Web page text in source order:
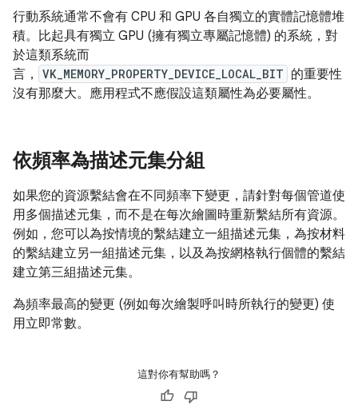
行動系統通常不會有 CPU 和 GPU 各自獨立的實體記憶體堆
積。比起具有獨立 GPU (擁有獨立專屬記憶體) 的系統，對
於這類系統而
言，
VK_MEMORY_PROPERTY_DEVICE_LOCAL_BIT 的重要性
沒有那麼大。應用程式不應假設這類屬性為必要屬性。
依頻率為描述元集分組
如果您的資源繫結會在不同頻率下變更，請針對每個管道使
用多個描述元集，而不是在每次繪圖時重新繫結所有資源。
例如，您可以為按情境的繫結建立一組描述元集，為按材料
的繫結建立另一組描述元集，以及為按網格執行個體的繫結
建立第三組描述元集。
為頻率最高的變更 (例如每次繪製呼叫時所執行的變更) 使
用立即常數。
這對你有幫助嗎？